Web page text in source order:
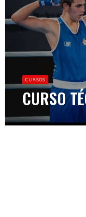
CURSOS
CURSO